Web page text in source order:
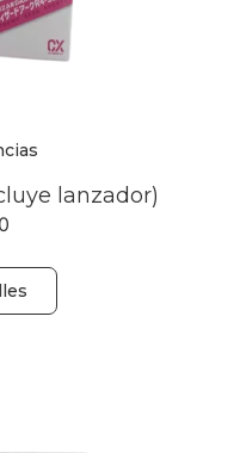
lanzador)